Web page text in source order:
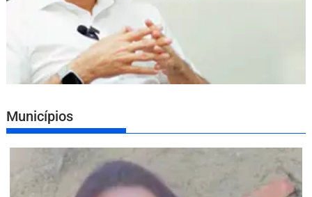
Municípios